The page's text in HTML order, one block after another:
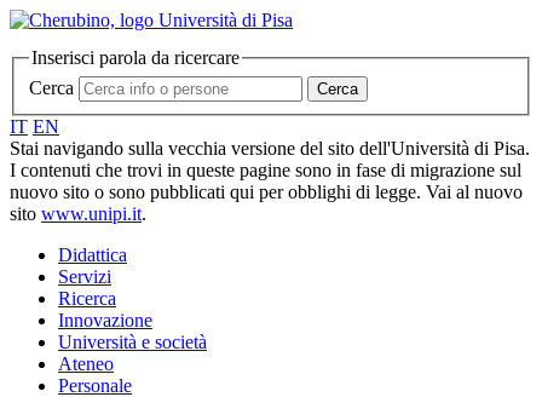
Inserisci parola da ricercare
Cerca
Cerca
IT EN
Stai navigando sulla vecchia versione del sito dell'Università di Pisa.
I contenuti che trovi in queste pagine sono in fase di migrazione sul
nuovo sito o sono pubblicati qui per obblighi di legge. Vai al nuovo
sito www.unipi.it.
Didattica
Servizi
Ricerca
Innovazione
Università e società
Ateneo
Personale